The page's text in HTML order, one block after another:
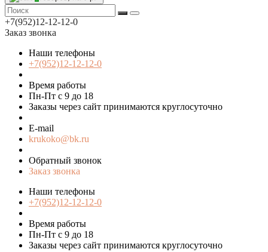
+7(952)12-12-12-0
Заказ звонка
Наши телефоны
+7(952)12-12-12-0
Время работы
Пн-Пт с 9 до 18
Заказы через сайт принимаются круглосуточно
E-mail
krukoko@bk.ru
Обратный звонок
Заказ звонка
Наши телефоны
+7(952)12-12-12-0
Время работы
Пн-Пт с 9 до 18
Заказы через сайт принимаются круглосуточно